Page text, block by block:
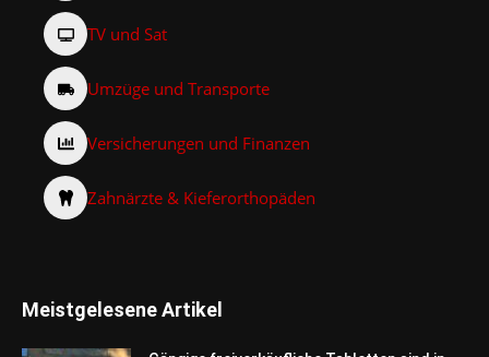
TV und Sat
Umzüge und Transporte
Versicherungen und Finanzen
Zahnärzte & Kieferorthopäden
Meistgelesene Artikel